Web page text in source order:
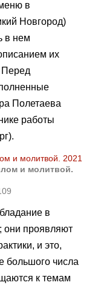
в
Новгород)
в нем
их
Перед
Полетаева
работы
и молитвой.
в
они проявляют
и это,
большого числа
к темам